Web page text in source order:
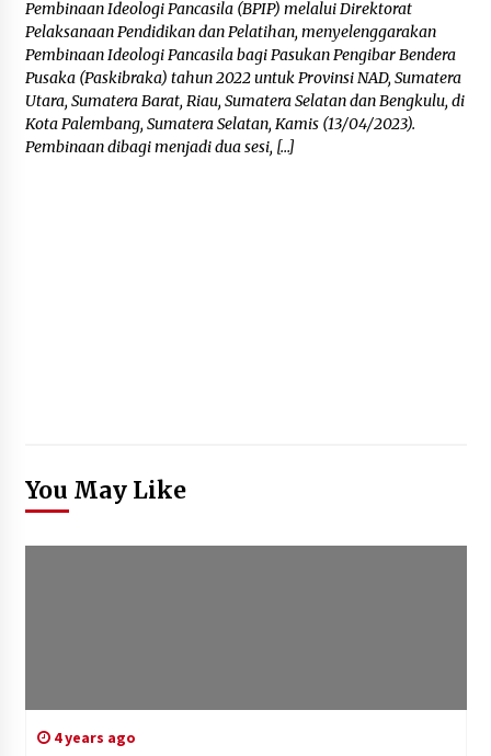
Pembinaan Ideologi Pancasila (BPIP) melalui Direktorat
Pelaksanaan Pendidikan dan Pelatihan, menyelenggarakan
Pembinaan Ideologi Pancasila bagi Pasukan Pengibar Bendera
Pusaka (Paskibraka) tahun 2022 untuk Provinsi NAD, Sumatera
Utara, Sumatera Barat, Riau, Sumatera Selatan dan Bengkulu, di
Kota Palembang, Sumatera Selatan, Kamis (13/04/2023).
Pembinaan dibagi menjadi dua sesi, […]
You May Like
4 years ago